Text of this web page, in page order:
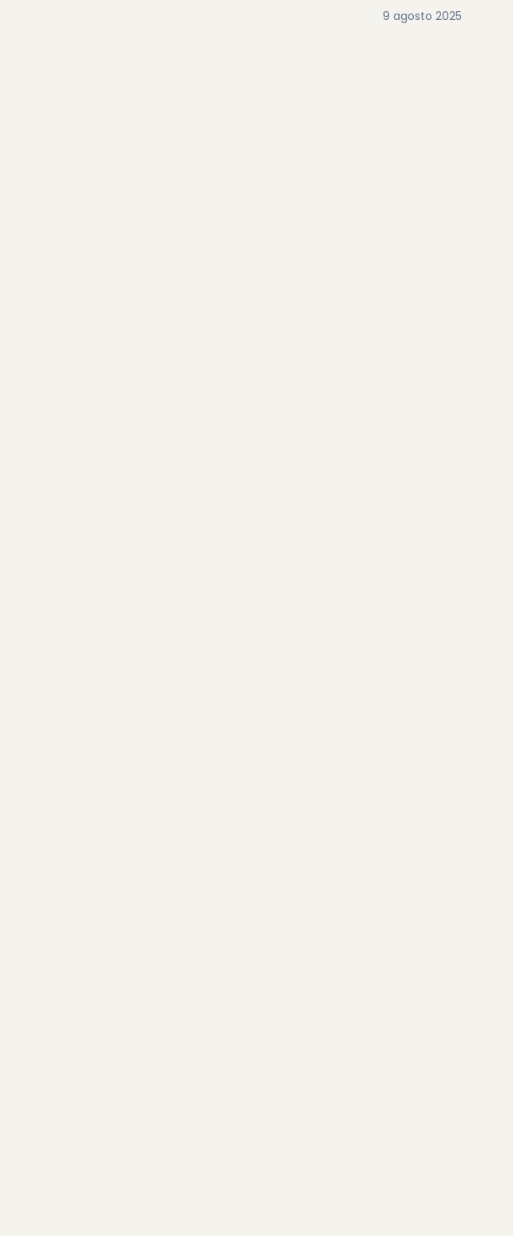
9 agosto 2025